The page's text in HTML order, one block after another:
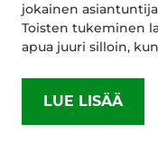
jokainen
Toisten tukeminen
apua juuri silloin,
LUE LISÄÄ